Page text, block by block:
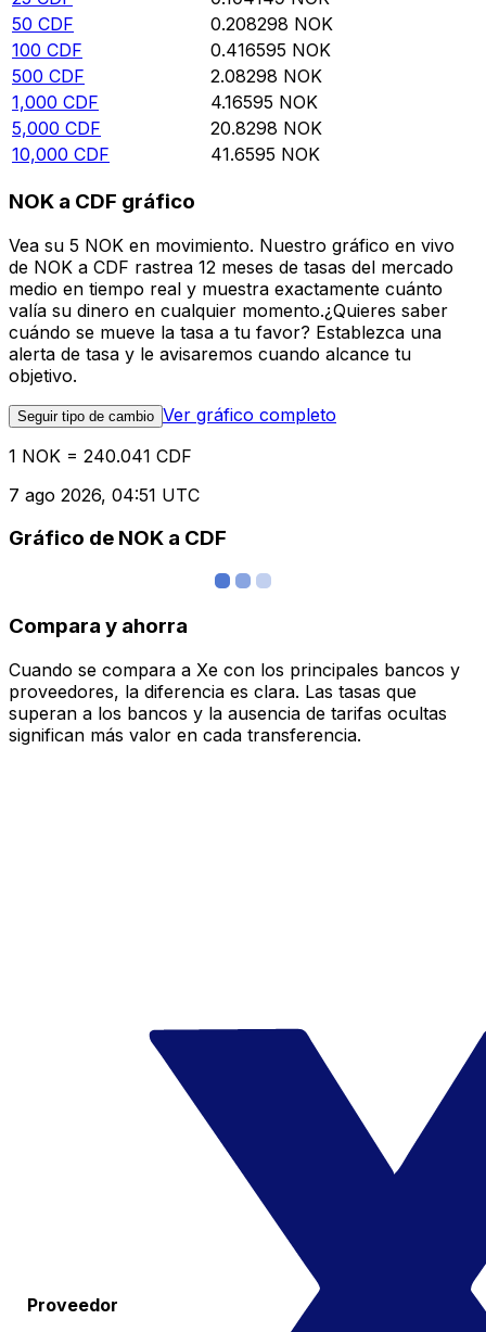
50 CDF 0.208298 NOK
100 CDF 0.416595 NOK
500 CDF 2.08298 NOK
1,000 CDF 4.16595 NOK
5,000 CDF 20.8298 NOK
10,000 CDF 41.6595 NOK
NOK a CDF gráfico
Vea su 5 NOK en movimiento. Nuestro gráfico en vivo
de NOK a CDF rastrea 12 meses de tasas del mercado
medio en tiempo real y muestra exactamente cuánto
valía su dinero en cualquier momento.¿Quieres saber
cuándo se mueve la tasa a tu favor? Establezca una
alerta de tasa y le avisaremos cuando alcance tu
objetivo.
Seguir tipo de cambio Ver gráfico completo
1 NOK = 240.041 CDF
7 ago 2026, 04:51 UTC
Gráfico de NOK a CDF
Compara y ahorra
Cuando se compara a Xe con los principales bancos y
proveedores, la diferencia es clara. Las tasas que
superan a los bancos y la ausencia de tarifas ocultas
significan más valor en cada transferencia.
Proveedor